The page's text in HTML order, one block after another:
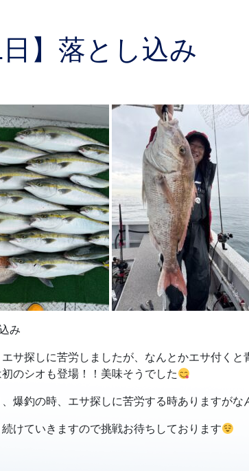
日】落とし込み
み
サ探しに苦労しましたが、なんとかエサ付く
のシオも登場！！美味そうでした
爆釣の時、エサ探しに苦労する時ありますが
けていきますので挑戦お待ちしております